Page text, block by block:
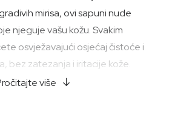
mirisa, ovi sapuni nude
njeguje vašu kožu. Svakim
osvježavajući osjećaj čistoće i
bez zatezanja i iritacije kože.
se prepustite autentičnom
više